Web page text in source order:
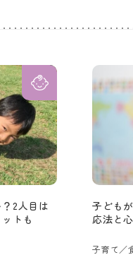
2人目は
トも
子ども
応法と
子育て／